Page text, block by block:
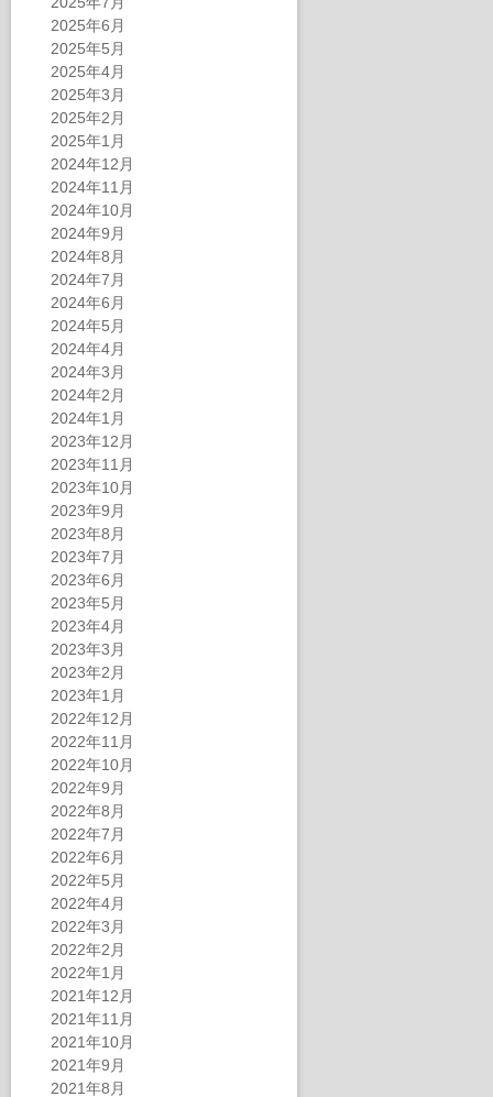
2025年6月
2025年5月
2025年4月
2025年3月
2025年2月
2025年1月
2024年12月
2024年11月
2024年10月
2024年9月
2024年8月
2024年7月
2024年6月
2024年5月
2024年4月
2024年3月
2024年2月
2024年1月
2023年12月
2023年11月
2023年10月
2023年9月
2023年8月
2023年7月
2023年6月
2023年5月
2023年4月
2023年3月
2023年2月
2023年1月
2022年12月
2022年11月
2022年10月
2022年9月
2022年8月
2022年7月
2022年6月
2022年5月
2022年4月
2022年3月
2022年2月
2022年1月
2021年12月
2021年11月
2021年10月
2021年9月
2021年8月